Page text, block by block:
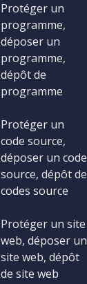
Protéger un
programme,
déposer un
programme,
dépôt de
programme
Protéger un
code source,
déposer un code
source, dépôt de
codes source
Protéger un site
web, déposer un
site web, dépôt
de site web